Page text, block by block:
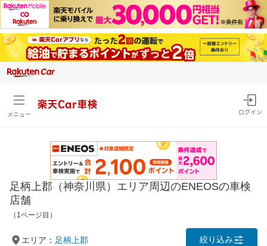
メニュー
楽天Car車検
ログイン
足柄上郡（神奈川県）エリア周辺のENEOSの車検
店舗
（1ページ目）
エリア： 足柄上郡 絞り込み